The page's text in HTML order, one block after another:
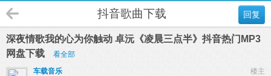
回复
抖音歌曲下载
深夜情歌我的心为你触动 卓沅《凌晨三点半》抖音热门MP3
网盘下载
看全部
楼主
车载音乐